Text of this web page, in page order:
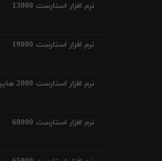
نرم افزار استارست 13000
نرم افزار استارست 19000
نرم افزار استارست 2000 هایپر
نرم افزار استارست 60000